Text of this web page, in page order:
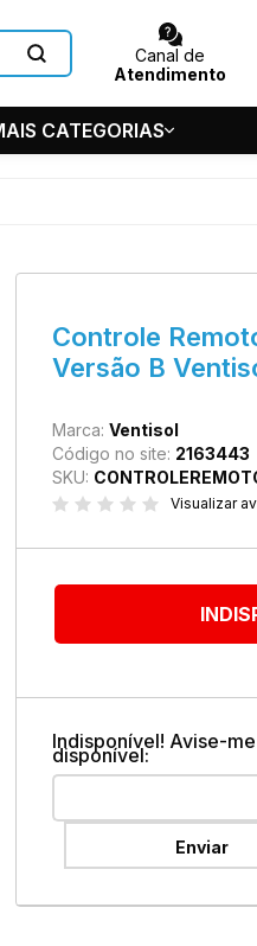
Canal de
Atendimento
98845-5686
2361-7545
CATEGORIAS
de Teto
Controle
Versão B
Marca: Ventisol
Código no site: 2163443
SKU:
Visualizar
Indisponível! Avise-
disponível:
Enviar